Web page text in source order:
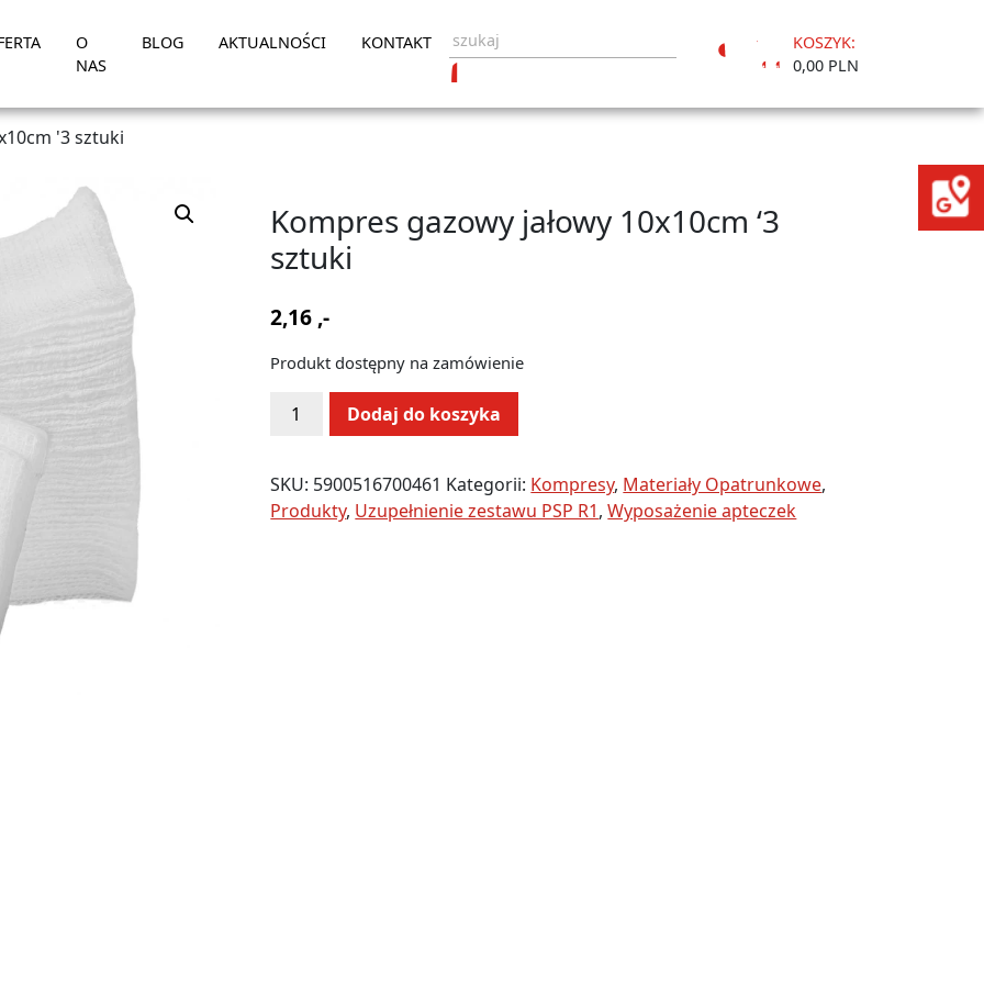
O
NAS
BLOG AKTUALNOŚCI KONTAKT
Moje
KOSZYK:
0,00 PLN
'3 sztuki
Kompres gazowy jałowy 10x10cm ‘3
sztuki
2,16 ,-
Produkt dostępny na zamówienie
ilość
Kompres
jałowy
10x10cm
Dodaj do koszyka
Alternative:
SKU: 5900516700461 Kategorii: Kompresy, Materiały Opatrunkowe,
Produkty, Uzupełnienie zestawu PSP R1,Wyposażenie apteczek